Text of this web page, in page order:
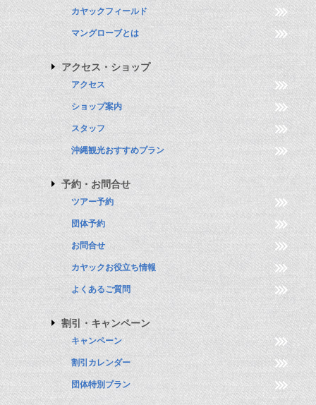
カヤックフィールド
マングローブとは
アクセス・ショップ
アクセス
ショップ案内
スタッフ
沖縄観光おすすめプラン
予約・お問合せ
ツアー予約
団体予約
お問合せ
カヤックお役立ち情報
よくあるご質問
割引・キャンペーン
キャンペーン
割引カレンダー
団体特別プラン